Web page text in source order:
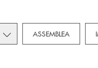
Toggle subcategories
ASSEMBLEA